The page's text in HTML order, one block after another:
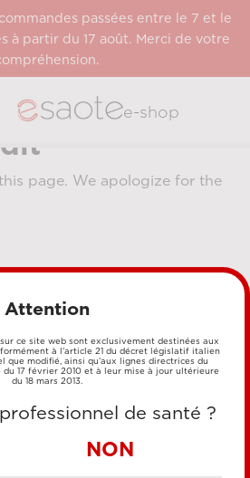
passées entre le 7 et le
à partir du 17 août. Merci de votre
e-shop
page. We apologize for the
DE PAIEMENT
VIREMENT BANCAIRE
Attention
ce site web sont exclusivement destinées aux
à l’article 21 du décret législatif italien
que modifié, ainsi qu’aux lignes directrices du
17 février 2010 et à leur mise à jour ultérieure
du 18 mars 2013.
de santé ?
NON